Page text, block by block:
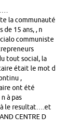
la communauté
15 ans, , n
communiste
tout social, la
était le mot d
,
ont été
à pas
le resultat….et
CENTRE D